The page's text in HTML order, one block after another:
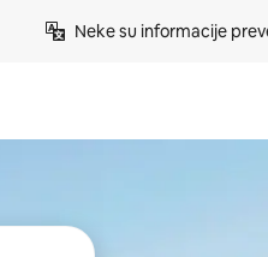
Neke su informacije